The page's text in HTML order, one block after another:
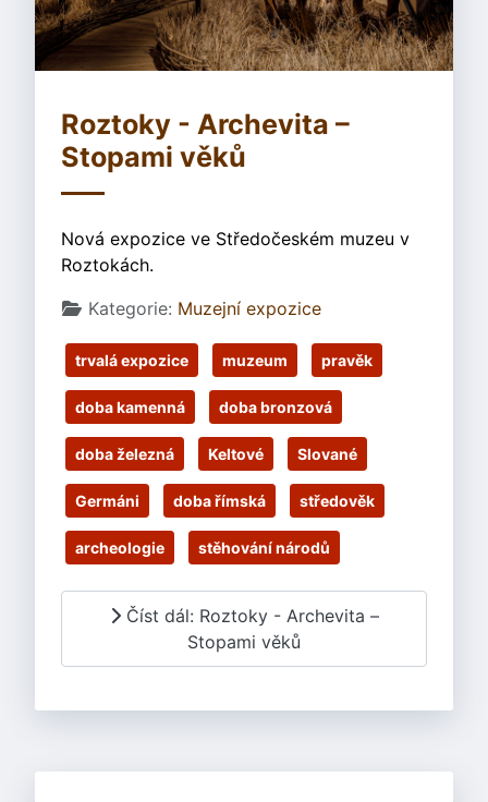
Roztoky - Archevita –
Stopami věků
Nová expozice ve Středočeském muzeu v
Roztokách.
Základní údaje
Kategorie: Muzejní expozice
trvalá expozice muzeum pravěk
doba kamenná doba bronzová
doba železná Keltové Slované
Germáni doba římská středověk
archeologie stěhování národů
Číst dál: Roztoky - Archevita –
Stopami věků